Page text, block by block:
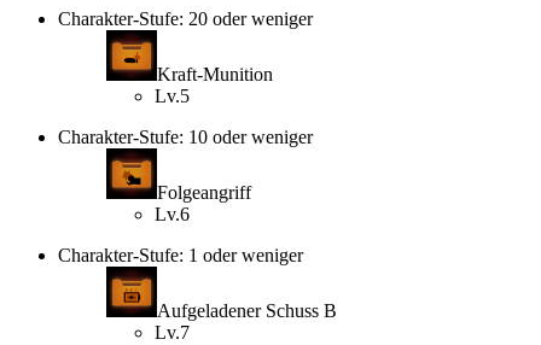
Charakter-Stufe: 20 oder weniger
Kraft-Munition
Lv.5
Charakter-Stufe: 10 oder weniger
Folgeangriff
Lv.6
Charakter-Stufe: 1 oder weniger
Aufgeladener Schuss B
Lv.7